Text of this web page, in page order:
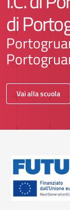
di
Vai alla scuola